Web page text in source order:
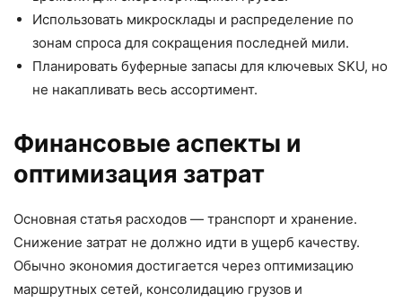
Использовать микросклады и распределение по
зонам спроса для сокращения последней мили.
Планировать буферные запасы для ключевых SKU, но
не накапливать весь ассортимент.
Финансовые аспекты и
оптимизация затрат
Основная статья расходов — транспорт и хранение.
Снижение затрат не должно идти в ущерб качеству.
Обычно экономия достигается через оптимизацию
маршрутных сетей, консолидацию грузов и